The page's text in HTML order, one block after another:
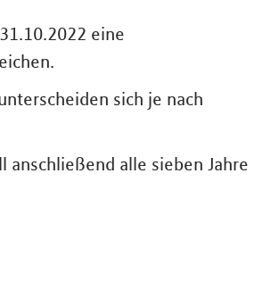
eine
sich je nach
anschließend alle sieben Jahre